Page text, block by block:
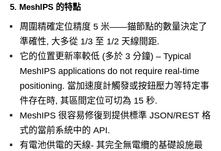
5. MeshIPS 的特點
周圍精確定位精度 5 米——錨節點的數量決定了
準確性, 大多從 1/3 至 1/2 天線間距.
它的位置更新率較低 (多於 3 分鐘) – Typical
MeshIPS applications do not require real-time
positioning. 當加速度計觸發或按鈕壓力等特定事
件存在時, 其區間定位可切為 15 秒.
MeshIPS 很容易修復到提供標準 JSON/REST 格
式的當前系統中的 API.
有電池供電的天線- 其完全無電纜的基礎設施最